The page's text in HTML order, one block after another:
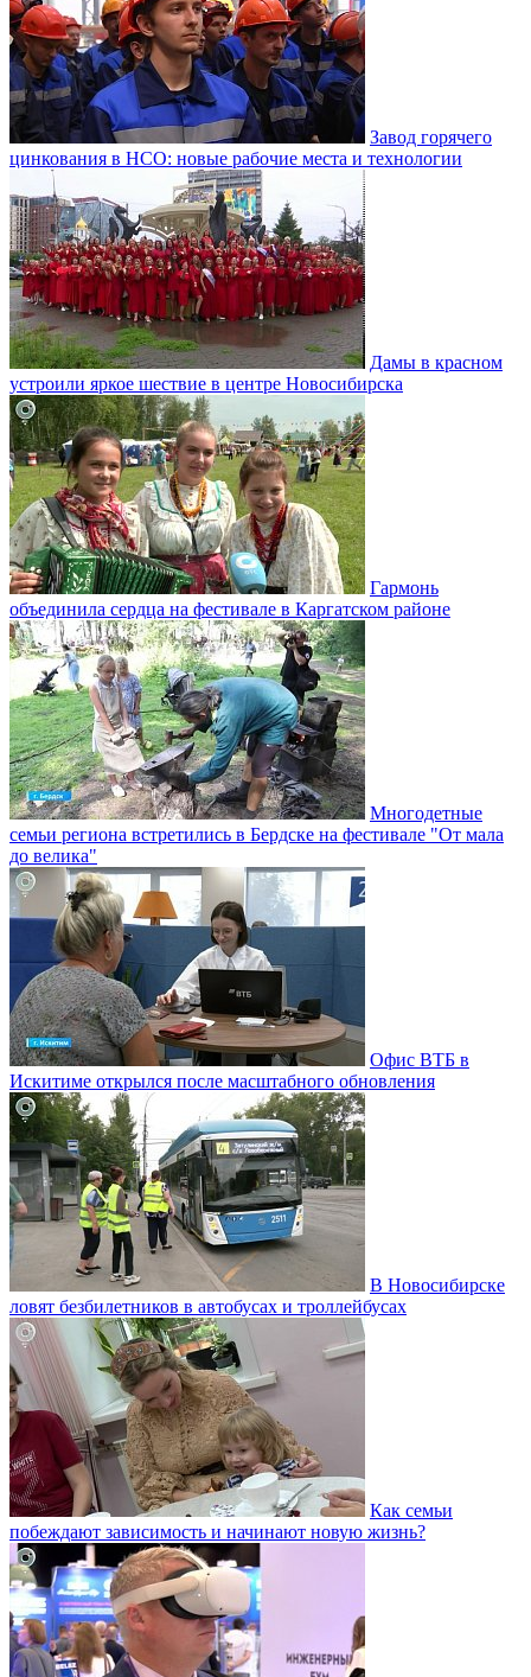
Завод горячего
цинкования в НСО: новые рабочие места и технологии
Дамы в красном
устроили яркое шествие в центре Новосибирска
Гармонь
объединила сердца на фестивале в Каргатском районе
Многодетные
семьи региона встретились в Бердске на фестивале "От мала
до велика"
Офис ВТБ в
Искитиме открылся после масштабного обновления
В Новосибирске
ловят безбилетников в автобусах и троллейбусах
Как семьи
побеждают зависимость и начинают новую жизнь?